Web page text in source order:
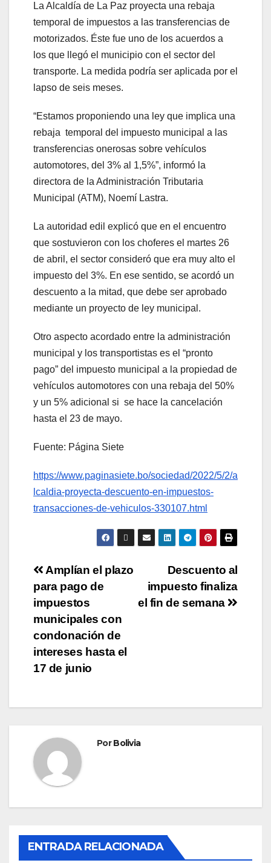
La Alcaldía de La Paz proyecta una rebaja
temporal de impuestos a las transferencias de
motorizados. Éste fue uno de los acuerdos a
los que llegó el municipio con el sector del
transporte. La medida podría ser aplicada por el
lapso de seis meses.
“Estamos proponiendo una ley que implica una
rebaja temporal del impuesto municipal a las
transferencias onerosas sobre vehículos
automotores, del 3% al 1,5%”, informó la
directora de la Administración Tributaria
Municipal (ATM), Noemí Lastra.
La autoridad edil explicó que en el encuentro
que sostuvieron con los choferes el martes 26
de abril, el sector consideró que era muy alto el
impuesto del 3%. En ese sentido, se acordó un
descuento a la mitad, que debe ser aprobado
mediante un proyecto de ley municipal.
Otro aspecto acordado entre la administración
municipal y los transportistas es el “pronto
pago” del impuesto municipal a la propiedad de
vehículos automotores con una rebaja del 50%
y un 5% adicional si se hace la cancelación
hasta el 23 de mayo.
Fuente: Página Siete
https://www.paginasiete.bo/sociedad/2022/5/2/a
lcaldia-proyecta-descuento-en-impuestos-
transacciones-de-vehiculos-330107.html
Descuento al
impuesto finaliza
el fin de semana
Amplían el plazo
para pago de
impuestos
municipales con
condonación de
intereses hasta el
17 de junio
PorBolivia
ENTRADA RELACIONADA